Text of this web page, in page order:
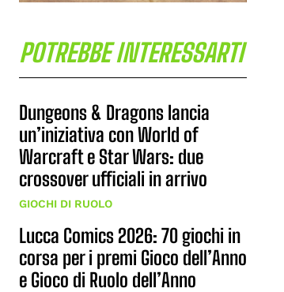
POTREBBE INTERESSARTI
Dungeons & Dragons lancia
un’iniziativa con World of
Warcraft e Star Wars: due
crossover ufficiali in arrivo
GIOCHI DI RUOLO
Lucca Comics 2026: 70 giochi in
corsa per i premi Gioco dell’Anno
e Gioco di Ruolo dell’Anno